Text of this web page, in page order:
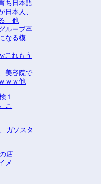
ち日本語
日本人、
」他
ループ卒
なる模
これもう
美容院で
ｗｗ他
ガソスタ